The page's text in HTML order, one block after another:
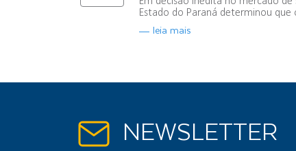
Estado do Paraná determinou que
leia mais
NEWSLETTER